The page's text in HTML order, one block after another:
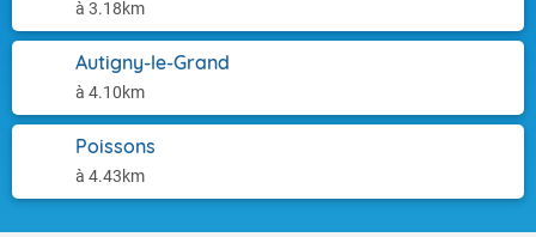
à 3.18km
Autigny-le-Grand
à 4.10km
Poissons
à 4.43km